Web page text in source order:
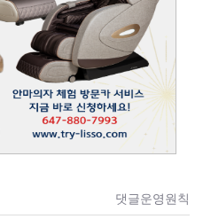
댓글운영원칙